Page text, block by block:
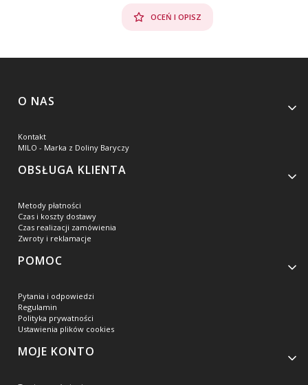
OCEŃ I OPISZ
Linki w stopce
O NAS
Kontakt
MILO - Marka z Doliny Baryczy
OBSŁUGA KLIENTA
Metody płatności
Czas i koszty dostawy
Czas realizacji zamówienia
Zwroty i reklamacje
POMOC
Pytania i odpowiedzi
Regulamin
Polityka prywatności
Ustawienia plików cookies
MOJE KONTO